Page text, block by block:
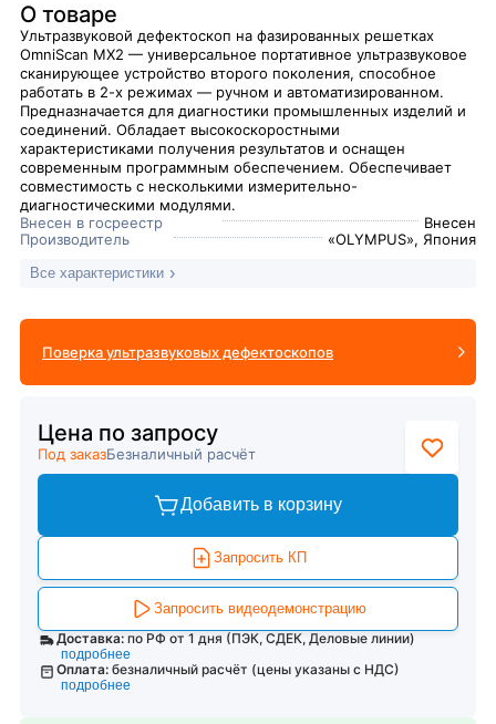
О товаре
Ультразвуковой дефектоскоп на фазированных решетках
OmniScan MX2 — универсальное портативное ультразвуковое
сканирующее устройство второго поколения, способное
работать в 2-х режимах — ручном и автоматизированном.
Предназначается для диагностики промышленных изделий и
соединений. Обладает высокоскоростными
характеристиками получения результатов и оснащен
современным программным обеспечением. Обеспечивает
совместимость с несколькими измерительно-
диагностическими модулями.
Внесен в госреестр
Внесен
Производитель
«OLYMPUS», Япония
Все характеристики
Поверка ультразвуковых дефектоскопов
Цена по запросу
Под заказБезналичный расчёт
Добавить в корзину
Запросить КП
Запросить видеодемонстрацию
Доставка: по РФ от 1 дня (ПЭК, СДЕК, Деловые линии)
подробнее
Оплата: безналичный расчёт (цены указаны с НДС)
подробнее